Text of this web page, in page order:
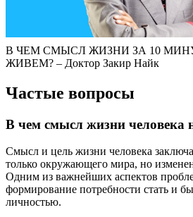
В ЧЕМ СМЫСЛ ЖИЗНИ ЗА 10
ЖИВЕМ? – Доктор Закир Найк
Частые вопросы
В чем смысл жизни человека
Смысл и цель жизни человека
только окружающего мира, но
Одним из важнейших аспектов
формирование потребности стать и
личностью.